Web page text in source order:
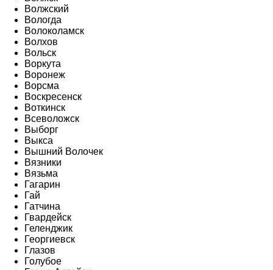
Волжский
Вологда
Волоколамск
Волхов
Вольск
Воркута
Воронеж
Ворсма
Воскресенск
Воткинск
Всеволожск
Выборг
Выкса
Вышний Волочек
Вязники
Вязьма
Гагарин
Гай
Гатчина
Гвардейск
Геленджик
Георгиевск
Глазов
Голубое